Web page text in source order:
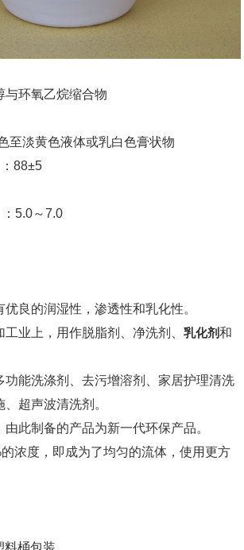
与环氧乙烷缩合物
至淡黄色液体或乳白色膏状物
88±5
5.0～7.0
良的润湿性，渗透性和乳化性。
工业上，用作脱脂剂、净洗剂、乳化剂和
功能洗涤剂、去污增溶剂、家居护理清洗
超声波清洗剂。
此制备的产品为新一代环保产品。
浓度，即成为了均匀的流体，使用更方
桶包装。